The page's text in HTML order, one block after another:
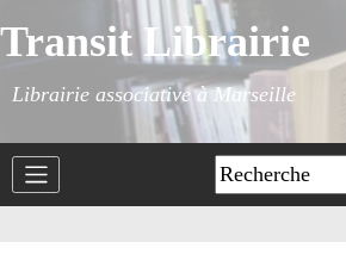
Transit Librairie
Librairie associative à Marseille